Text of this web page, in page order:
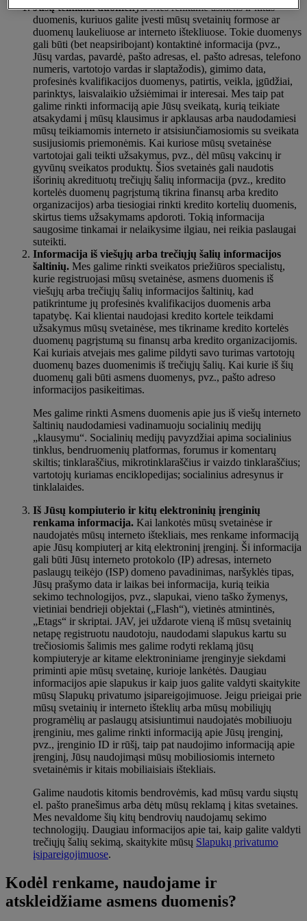
Jūsų teikiami duomenys.Mes renkame asmens ir kitus
duomenis, kuriuos galite įvesti mūsų svetainių formose ar
duomenų laukeliuose ar interneto ištekliuose. Tokie duomenys
gali būti (bet neapsiribojant) kontaktinė informacija (pvz.,
Jūsų vardas, pavardė, pašto adresas, el. pašto adresas, telefono
numeris, vartotojo vardas ir slaptažodis), gimimo data,
profesinės kvalifikacijos duomenys, patirtis, veikla, įgūdžiai,
parinktys, laisvalaikio užsiėmimai ir interesai. Mes taip pat
galime rinkti informaciją apie Jūsų sveikatą, kurią teikiate
atsakydami į mūsų klausimus ir apklausas arba naudodamiesi
mūsų teikiamomis interneto ir atsisiunčiamosiomis su sveikata
susijusiomis priemonėmis. Kai kuriose mūsų svetainėse
vartotojai gali teikti užsakymus, pvz., dėl mūsų vakcinų ir
gyvūnų sveikatos produktų. Šios svetainės gali naudotis
išorinių akredituotų trečiųjų šalių informacija (pvz., kredito
kortelės duomenų pagrįstumą tikrina finansų arba kredito
organizacijos) arba tiesiogiai rinkti kredito kortelių duomenis,
skirtus tiems užsakymams apdoroti. Tokią informacija
saugosime tinkamai ir nelaikysime ilgiau, nei reikia paslaugai
suteikti.
Informacija iš viešųjų arba trečiųjų šalių informacijos
šaltinių. Mes galime rinkti sveikatos priežiūros specialistų,
kurie registruojasi mūsų svetainėse, asmens duomenis iš
viešųjų arba trečiųjų šalių informacijos šaltinių, kad
patikrintume jų profesinės kvalifikacijos duomenis arba
tapatybę. Kai klientai naudojasi kredito kortele teikdami
užsakymus mūsų svetainėse, mes tikriname kredito kortelės
duomenų pagrįstumą su finansų arba kredito organizacijomis.
Kai kuriais atvejais mes galime pildyti savo turimas vartotojų
duomenų bazes duomenimis iš trečiųjų šalių. Kai kurie iš šių
duomenų gali būti asmens duomenys, pvz., pašto adreso
informacijos pasikeitimas.
Mes galime rinkti Asmens duomenis apie jus iš viešų interneto
šaltinių naudodamiesi vadinamuoju socialinių medijų
„klausymu“. Socialinių medijų pavyzdžiai apima socialinius
tinklus, bendruomenių platformas, forumus ir komentarų
skiltis; tinklaraščius, mikrotinklaraščius ir vaizdo tinklaraščius;
vartotojų kuriamas enciklopedijas; socialinius adresynus ir
tinklalaides.
Iš Jūsų kompiuterio ir kitų elektroninių įrenginių
renkama informacija. Kai lankotės mūsų svetainėse ir
naudojatės mūsų interneto ištekliais, mes renkame informaciją
apie Jūsų kompiuterį ar kitą elektroninį įrenginį. Ši informacija
gali būti Jūsų interneto protokolo (IP) adresas, interneto
paslaugų teikėjo (ISP) domeno pavadinimas, naršyklės tipas,
Jūsų prašymo data ir laikas bei informacija, kurią teikia
sekimo technologijos, pvz., slapukai, vieno taško žymenys,
vietiniai bendrieji objektai („Flash“), vietinės atmintinės,
„Etags“ ir skriptai. JAV, jei uždarote vieną iš mūsų svetainių
netapę registruotu naudotoju, naudodami slapukus kartu su
trečiosiomis šalimis mes galime rodyti reklamą jūsų
kompiuteryje ar kitame elektroniniame įrenginyje siekdami
priminti apie mūsų svetainę, kurioje lankėtės. Daugiau
informacijos apie slapukus ir kaip juos galite valdyti skaitykite
mūsų Slapukų privatumo įsipareigojimuose. Jeigu prieigai prie
mūsų svetainių ir interneto išteklių arba mūsų mobiliųjų
programėlių ar paslaugų atsisiuntimui naudojatės mobiliuoju
įrenginiu, mes galime rinkti informaciją apie Jūsų įrenginį,
pvz., įrenginio ID ir rūšį, taip pat naudojimo informaciją apie
įrenginį, Jūsų naudojimąsi mūsų mobiliosiomis interneto
svetainėmis ir kitais mobiliaisiais ištekliais.
Galime naudotis kitomis bendrovėmis, kad mūsų vardu siųstų
el. pašto pranešimus arba dėtų mūsų reklamą į kitas svetaines.
Mes nevaldome šių kitų bendrovių naudojamų sekimo
technologijų. Daugiau informacijos apie tai, kaip galite valdyti
trečiųjų šalių sekimą, skaitykite mūsų Slapukų privatumo
įsipareigojimuose.
Kodėl renkame, naudojame ir
atskleidžiame asmens duomenis?